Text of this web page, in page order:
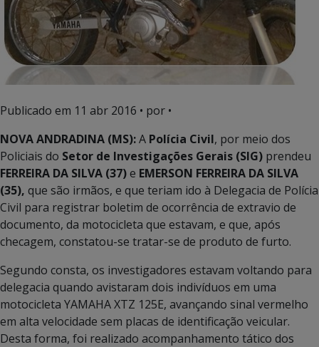
Publicado em 11 abr 2016 • por •
NOVA ANDRADINA (MS):A Polícia Civil, por meio dos
Policiais do Setor de Investigações Gerais (SIG) prendeu
FERREIRA DA SILVA (37)e EMERSON FERREIRA DA SILVA
(35), que são irmãos, e que teriam ido à Delegacia de Polícia
Civil para registrar boletim de ocorrência de extravio de
documento, da motocicleta que estavam, e que, após
checagem, constatou-se tratar-se de produto de furto.
Segundo consta, os investigadores estavam voltando para
delegacia quando avistaram dois indivíduos em uma
motocicleta YAMAHA XTZ 125E, avançando sinal vermelho
em alta velocidade sem placas de identificação veicular.
Desta forma, foi realizado acompanhamento tático dos